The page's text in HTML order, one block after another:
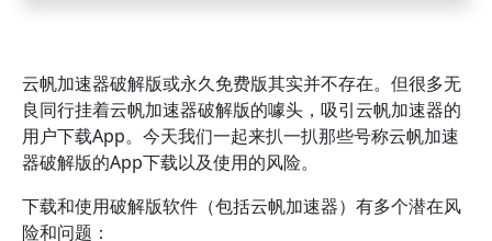
云帆加速器破解版或永久免费版其实并不存在。但很多无
良同行挂着云帆加速器破解版的噱头，吸引云帆加速器的
用户下载App。今天我们一起来扒一扒那些号称云帆加速
器破解版的App下载以及使用的风险。
下载和使用破解版软件（包括云帆加速器）有多个潜在风
险和问题：